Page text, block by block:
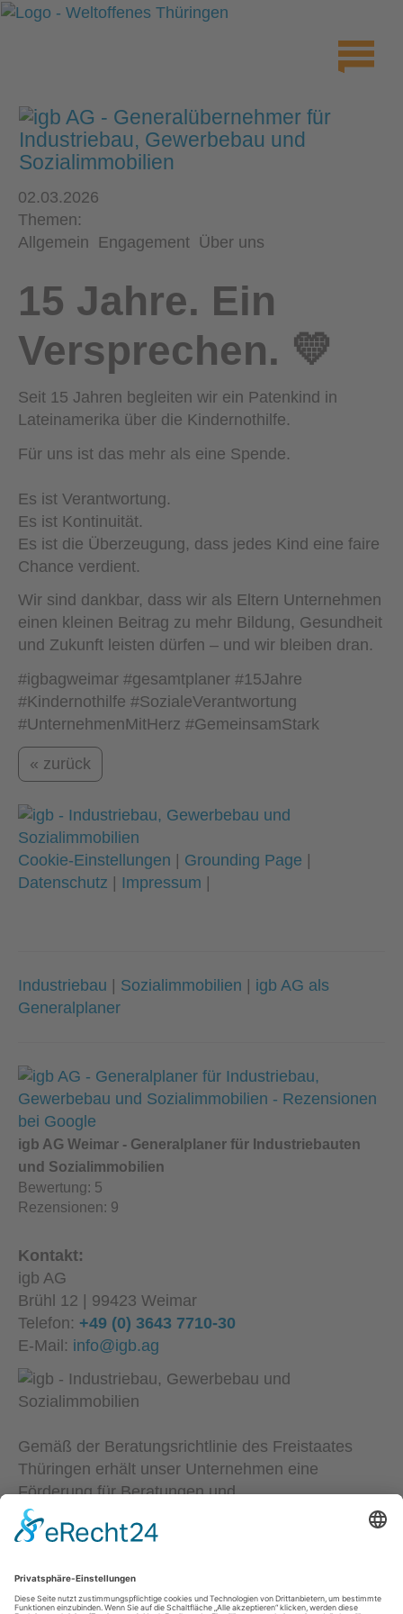
02.03.2026
Themen:
Allgemein
Engagement Über uns
15 Jahre. Ein
Versprechen. 💛
Seit 15 Jahren begleiten wir ein Patenkind in
Lateinamerika über die Kindernothilfe.
Für uns ist das mehr als eine Spende.
Es ist Verantwortung.
Es ist Kontinuität.
Es ist die Überzeugung, dass jedes Kind eine faire
Chance verdient.
Wir sind dankbar, dass wir als Eltern Unternehmen
einen kleinen Beitrag zu mehr Bildung, Gesundheit
und Zukunft leisten dürfen – und wir bleiben dran.
#igbagweimar #gesamtplaner #15Jahre
#Kindernothilfe #SozialeVerantwortung
#UnternehmenMitHerz #GemeinsamStark
« zurück
Cookie-Einstellungen Grounding Page
Datenschutz
Impressum
Industriebau | Sozialimmobilien | igb AG als
Generalplaner
igb AG Weimar - Generalplaner für Industriebauten
und Sozialimmobilien
Bewertung: 5
Rezensionen: 9
Kontakt:
igb AG
Brühl 12 | 99423 Weimar
Telefon: +49 (0) 3643 7710-30
E-Mail: info@igb.ag
Gemäß der Beratungsrichtlinie des Freistaates
Thüringen erhält unser Unternehmen eine
Förderung für Beratungen und
Prozessbegleitungen, die Strategien zum Aufbau
bzw. für eine nachhaltige positive Entwicklung und
und Handlungsempfehlungen werden in einem
Beratungsbericht festgehalten. Die Förderung